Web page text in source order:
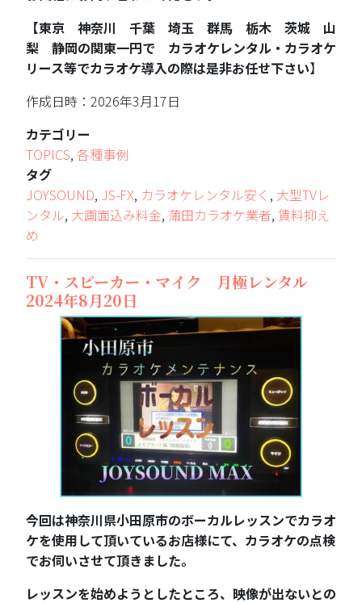
【東京 神奈川 千葉 埼玉 群馬 栃木 茨城 山
梨 静岡の関東一円で カラオケレンタル・カラオケ
リース等でカラオケ導入の際は是非お任せ下さい】
作成日時：2026年3月17日
カテゴリー
TOPICS, 各種事例
タグ
JOYSOUND, JS-FX, カラオケレンタル安く , 大型TVレ
ンタル, 大画面込み料金, 蒲田カラオケ業者, 賃料抑え
め
TV・スピーカー・マイク 月極レンタル
2024年8月20日
今回は神奈川県小田原市のボーカルレッスンでカラオ
ケを使用して頂いているお店様にて、カラオケの点検
でお伺いさせて頂きました。
レッスンを始めようとしたところ、映像が出ないとの